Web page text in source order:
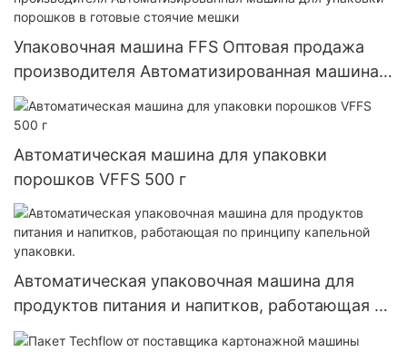
Упаковочная машина FFS Оптовая продажа
производителя Автоматизированная машина
для упаковки порошков в готовые стоячие
мешки
Автоматическая машина для упаковки
порошков VFFS 500 г
Автоматическая упаковочная машина для
продуктов питания и напитков, работающая по
принципу капельной упаковки.